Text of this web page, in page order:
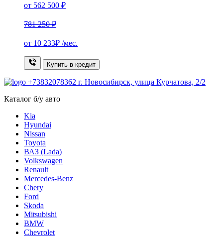
от 562 500 ₽
781 250 ₽
от 10 233₽ /мес.
Купить в кредит
+73832078362 г. Новосибирск, улица Курчатова, 2/2
Каталог б/у авто
Kia
Hyundai
Nissan
Toyota
ВАЗ (Lada)
Volkswagen
Renault
Mercedes-Benz
Chery
Ford
Skoda
Mitsubishi
BMW
Chevrolet